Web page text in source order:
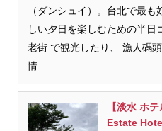
（ダンシュイ）。台北で最
しい夕日を楽しむための半日
老街 で観光したり、 漁人碼
情...
【淡水 ホ
Estate